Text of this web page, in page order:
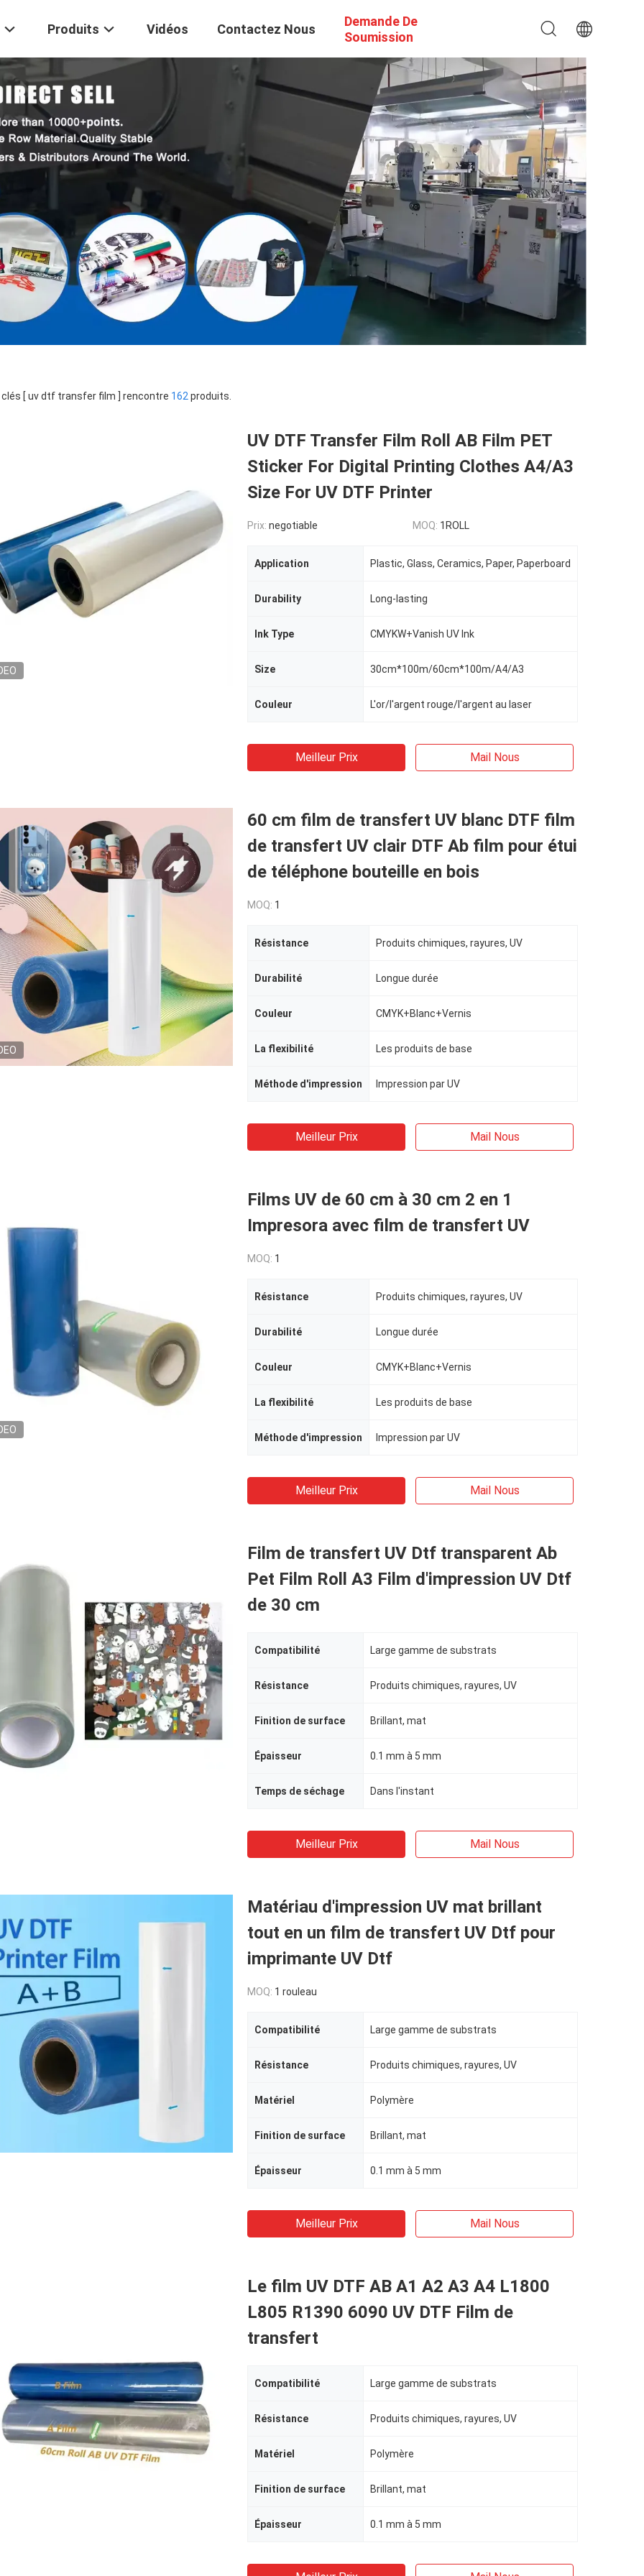
Produits Vidéos Contactez Nous
Demande De
Soumission
[ uv dtf transfer film ] rencontre 162 produits.
UV DTF Transfer Film Roll AB Film PET
Sticker For Digital Printing Clothes A4/A3
Size For UV DTF Printer
Prix: negotiable MOQ: 1ROLL
Application Plastic, Glass, Ceramics, Paper, Paperboard
Durability Long-lasting
Ink Type CMYKW+Vanish UV Ink
Size 30cm*100m/60cm*100m/A4/A3
Couleur L'or/l'argent rouge/l'argent au laser
Meilleur Prix Mail Nous
60 cm film de transfert UV blanc DTF film
de transfert UV clair DTF Ab film pour étui
de téléphone bouteille en bois
MOQ: 1
Résistance Produits chimiques, rayures, UV
Durabilité Longue durée
Couleur CMYK+Blanc+Vernis
La flexibilité Les produits de base
Méthode d'impression Impression par UV
Meilleur Prix Mail Nous
Films UV de 60 cm à 30 cm 2 en 1
Impresora avec film de transfert UV
MOQ: 1
Résistance Produits chimiques, rayures, UV
Durabilité Longue durée
Couleur CMYK+Blanc+Vernis
La flexibilité Les produits de base
Méthode d'impression Impression par UV
Meilleur Prix Mail Nous
Film de transfert UV Dtf transparent Ab
Pet Film Roll A3 Film d'impression UV Dtf
de 30 cm
Compatibilité Large gamme de substrats
Résistance Produits chimiques, rayures, UV
Finition de surface Brillant, mat
Épaisseur 0.1 mm à 5 mm
Temps de séchage Dans l'instant
Meilleur Prix Mail Nous
Matériau d'impression UV mat brillant
tout en un film de transfert UV Dtf pour
imprimante UV Dtf
MOQ: 1 rouleau
Compatibilité Large gamme de substrats
Résistance Produits chimiques, rayures, UV
Matériel Polymère
Finition de surface Brillant, mat
Épaisseur 0.1 mm à 5 mm
Meilleur Prix Mail Nous
Le film UV DTF AB A1 A2 A3 A4 L1800
L805 R1390 6090 UV DTF Film de
transfert
Compatibilité Large gamme de substrats
Résistance Produits chimiques, rayures, UV
Matériel Polymère
Finition de surface Brillant, mat
Épaisseur 0.1 mm à 5 mm